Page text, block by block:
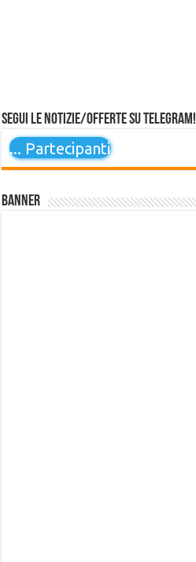
Segui le notizie/offerte su Telegram!
... Partecipanti
Banner